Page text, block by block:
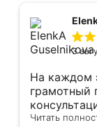
мусор
3
На каждом
грамотный
Читать